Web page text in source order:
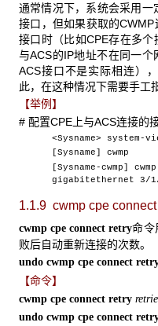
通常情况下，系统会采用一
接口，但如果获取的
接口时（比如CPE存在多
与ACS的IP地址不在同一
ACS接口不是实际相连）
此，在这种情况下需要手工
【举例】
# 配置CPE上与ACS连接的
<Sysname> system-
[Sysname] cwmp
[Sysname-cwmp]
gigabitethernet 3/
1.1.9 cwmp cpe connect
cwmp cpe connect retry命令
败后自动重新连接的次数。
undo cwmp cpe connect
【命令】
cwmp cpe connect retry
undo cwmp cpe connect